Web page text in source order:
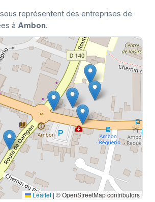
représentent des entreprises de
à Ambon.
Leaflet | © OpenStreetMap contributors